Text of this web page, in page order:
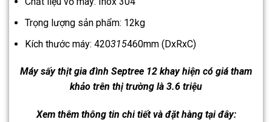
Trọng lượng sản phẩm: 12kg
Kích thước máy: 420315460mm (DxRxC)
Máy sấy thịt gia đình Septree 12 khay hiện có giá tham
khảo trên thị trường là 3.6 triệu
Xem thêm thông tin chi tiết và đặt hàng tại đây: